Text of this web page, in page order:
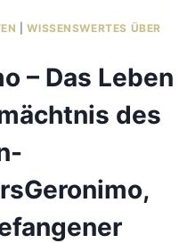
|WISSENSWERTES ÜBER
– Das Leben
des